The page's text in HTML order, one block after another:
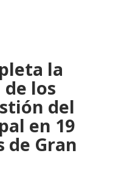
la
los
del
en 19
Gran